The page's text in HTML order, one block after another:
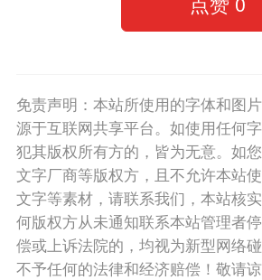
免责声明：本站所使用的字体和图
源于互联网共享平台。如使用任何
犯其版权所有方的，皆为无意。如
文字厂商等版权方，且不允许本站
文字等素材，请联系我们，本站核
何版权方从未通知联系本站管理者
偿或上诉法院的，均视为新型网络
不予任何的法律和经济赔偿！敬请谅